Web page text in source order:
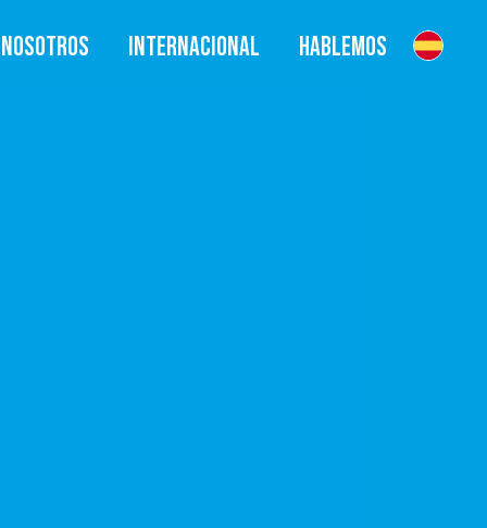
NOSOTROS INTERNACIONAL HABLEMOS